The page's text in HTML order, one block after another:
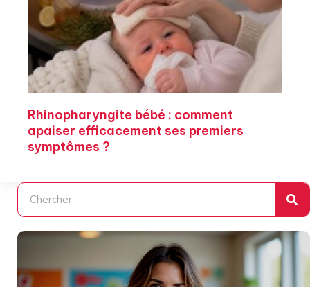
Rhinopharyngite bébé : comment
apaiser efficacement ses premiers
symptômes ?
Rechercher